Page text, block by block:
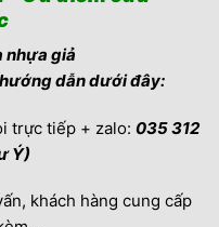
nhựa giả
dẫn dưới đây:
trực tiếp + zalo: 035 312
Ý)
khách hàng cung cấp